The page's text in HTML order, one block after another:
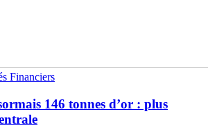
Financiers
146 tonnes d’or : plus